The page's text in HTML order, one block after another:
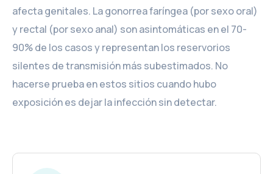
afecta genitales. La gonorrea faríngea (por sexo oral)
y rectal (por sexo anal) son asintomáticas en el 70-
90% de los casos y representan los reservorios
silentes de transmisión más subestimados. No
hacerse prueba en estos sitios cuando hubo
exposición es dejar la infección sin detectar.